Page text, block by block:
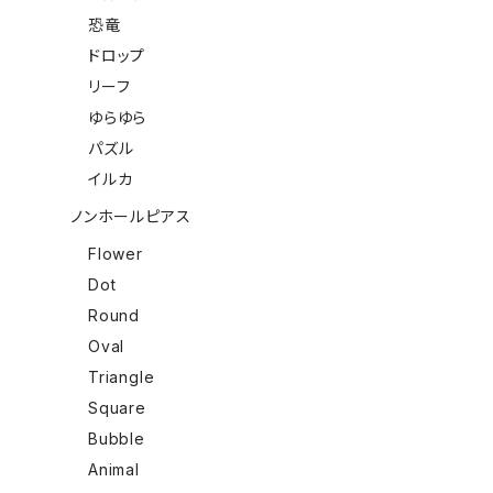
恐竜
ドロップ
リーフ
ゆらゆら
パズル
イルカ
ノンホールピアス
Flower
Dot
Round
Oval
Triangle
Square
Bubble
Animal